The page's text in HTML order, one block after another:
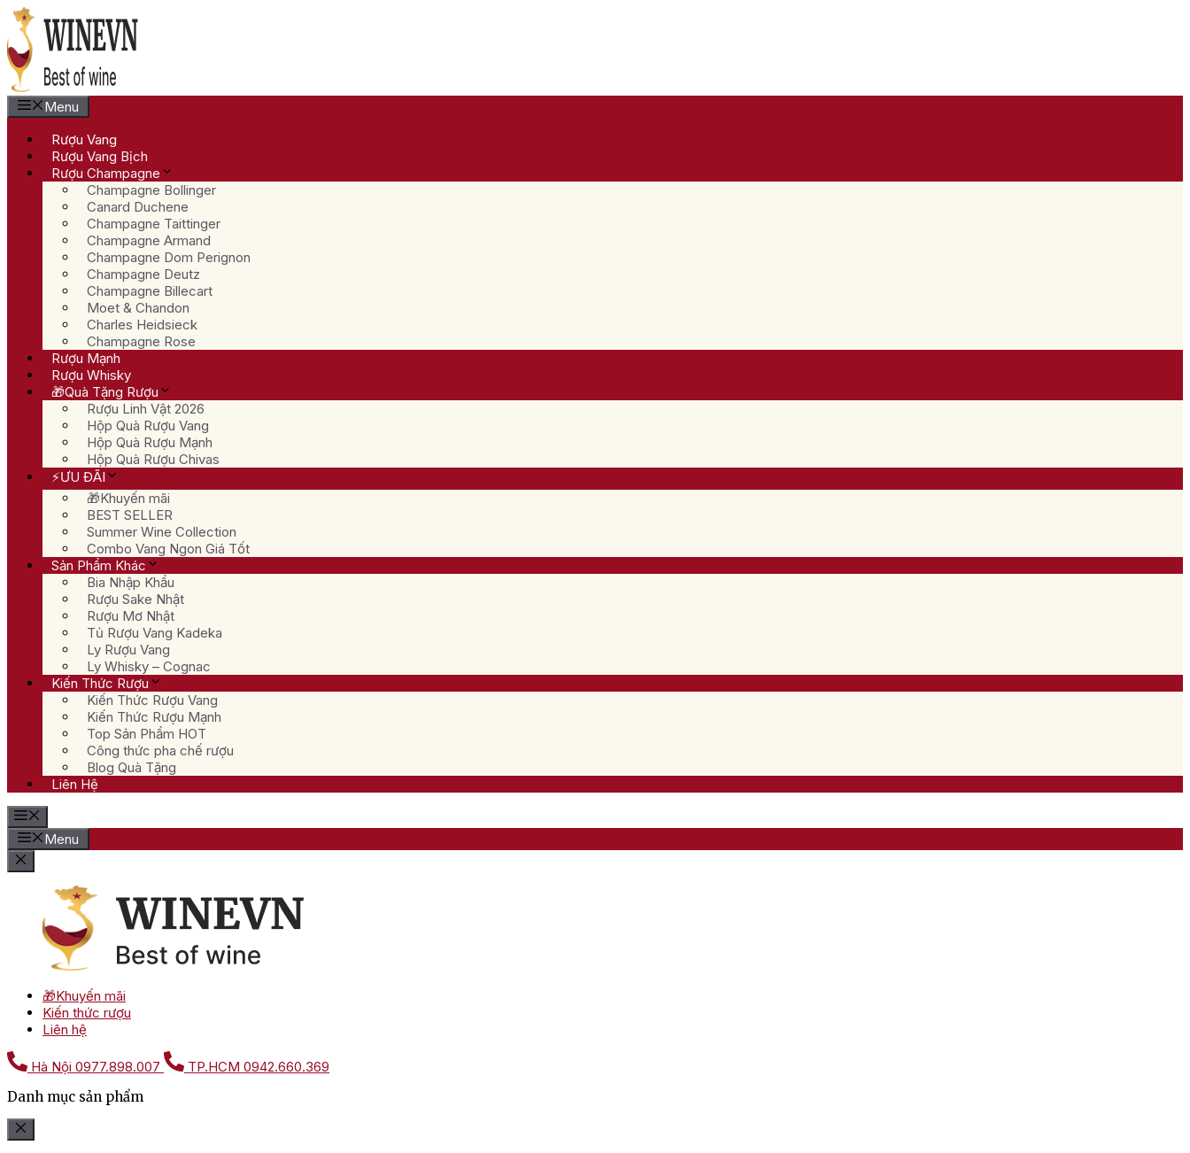
Chuyển
đến
nội
dung
Menu
Rượu Vang
Rượu Vang Bịch
Rượu Champagne
Champagne Bollinger
Canard Duchene
Champagne Taittinger
Champagne Armand
Champagne Dom Perignon
Champagne Deutz
Champagne Billecart
Moet & Chandon
Charles Heidsieck
Champagne Rose
Rượu Mạnh
Rượu Whisky
🎁Quà Tặng Rượu
Rượu Linh Vật 2026
Hộp Quà Rượu Vang
Hộp Quà Rượu Mạnh
Hộp Quà Rượu Chivas
⚡ƯU ĐÃI
🎁Khuyến mãi
BEST SELLER
Summer Wine Collection
Combo Vang Ngon Giá Tốt
Sản Phẩm Khác
Bia Nhập Khẩu
Rượu Sake Nhật
Rượu Mơ Nhật
Tủ Rượu Vang Kadeka
Ly Rượu Vang
Ly Whisky – Cognac
Kiến Thức Rượu
Kiến Thức Rượu Vang
Kiến Thức Rượu Mạnh
Top Sản Phẩm HOT
Công thức pha chế rượu
Blog Quà Tặng
Liên Hệ
Menu
🎁Khuyến mãi
Kiến thức rượu
Liên hệ
Hà Nội 0977.898.007 TP.HCM 0942.660.369
Danh mục sản phẩm